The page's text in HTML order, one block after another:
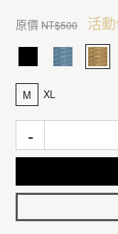
原價NT$500 活
M XL
-